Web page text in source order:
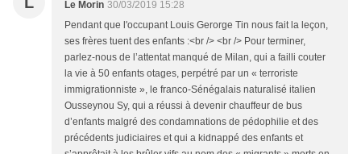
Le Morin 30/03/2019 15:28
Pendant que l'occupant Louis Gerorge Tin nous fait la leçon,
ses frères tuent des enfants :<br /> <br /> Pour terminer,
parlez-nous de l’attentat manqué de Milan, qui a failli couter
la vie à 50 enfants otages, perpétré par un « terroriste
immigrationniste », le franco-Sénégalais naturalisé italien
Ousseynou Sy, qui a réussi à devenir chauffeur de bus
d’enfants malgré des condamnations de pédophilie et des
précédents judiciaires et qui a kidnappé des enfants et